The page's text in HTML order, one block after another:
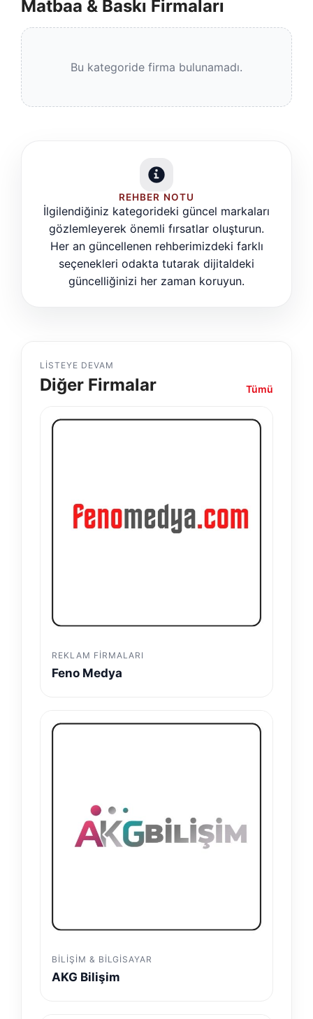
Matbaa & Baskı Firmaları
Bu kategoride firma bulunamadı.
REHBER NOTU
İlgilendiğiniz kategorideki güncel markaları
gözlemleyerek önemli fırsatlar oluşturun.
Her an güncellenen rehberimizdeki farklı
seçenekleri odakta tutarak dijitaldeki
güncelliğinizi her zaman koruyun.
LISTEYE DEVAM
Diğer Firmalar Tümü
REKLAM FIRMALARI
Feno Medya
BILIŞIM & BILGISAYAR
AKG Bilişim